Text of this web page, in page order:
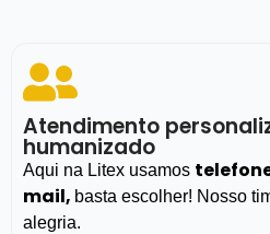
Atendimento
humanizado
Aqui na Litex usamos
mail, basta escolher! Nosso
alegria.